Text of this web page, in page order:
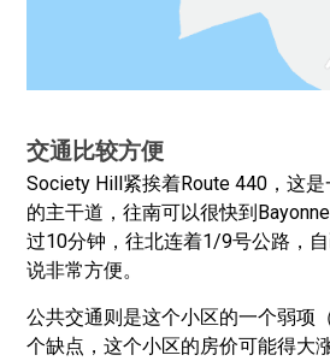
交通比较方便
Society Hill紧挨着Route 440，这
的主干道，往南可以很快到
过10分钟，往北连着1/9号公路，
说非常方便。
公共交通则是这个小区的一个弱项
个缺点，这个小区的房价可能得大